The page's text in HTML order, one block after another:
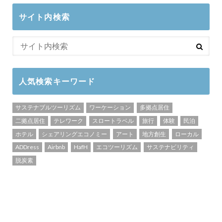
サイト内検索
人気検索キーワード
サステナブルツーリズム ワーケーション
多拠点居住
二拠点居住
テレワーク スロートラベル 旅行 体験
民泊
ホテル
シェアリングエコノミー アート 地方創生
ローカル
ADDress
Airbnb HafH エコツーリズム
サステナビリティ
脱炭素